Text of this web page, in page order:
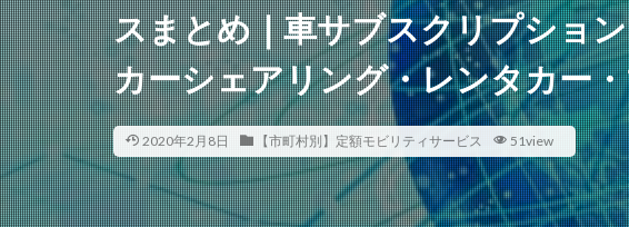
スまとめ｜車サブスクリプショ
カーシェアリング・レンタカー
2020年2月8日 【市町村別】定額モビリティサービス 51view